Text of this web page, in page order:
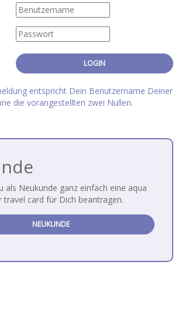
entspricht Dein Benutzername Deiner
die vorangestellten zwei Nullen.
als Neukunde ganz einfach eine aqua
travel card für Dich beantragen.
NEUKUNDE